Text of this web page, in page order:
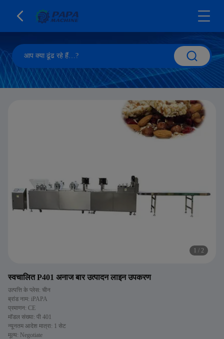
1 / 2
स्वचालित P401 अनाज बार उत्पादन लाइन उपकरण
उत्पत्ति के प्लेस: चीन
ब्रांड नाम: iPAPA
प्रमाणन: CE
मॉडल संख्या: पी 401
न्यूनतम आदेश मात्रा: 1 सेट
मूल्य: Negotiate